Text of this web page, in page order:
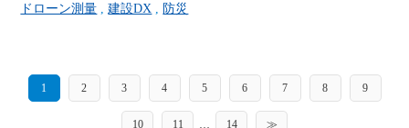
ドローン測量 ,建設DX 防災
1 2 3 4 5 6 7 8 9
10 11 14 ≫